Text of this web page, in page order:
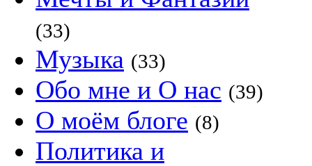
(33)
Музыка (33)
Обо мне и О нас (39)
О моём блоге (8)
Политика и